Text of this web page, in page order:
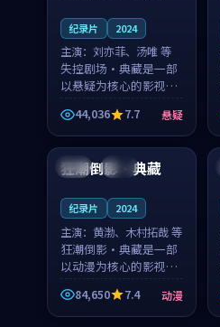
纪录片 2024
主演： 刘亦菲、汤唯 等
失控剧场·典藏是一部
以悬疑为核心的影视作
品，围绕危机、反转与
人物成长展开，整体节
奏紧凑，值得推荐观
看。
44,036 7.7 悬疑
中国 杜比
狂潮倒影·典藏
纪录片 2024
主演： 黄渤、木村拓哉 等
狂潮倒影·典藏是一部
以动漫为核心的影视作
品，围绕危机、反转与
人物成长展开，整体节
奏紧凑，值得推荐观
84,650 7.4 动漫